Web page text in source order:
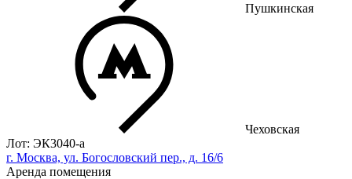
Пушкинская
Чеховская
Лот: ЭК3040-a
г. Москва, ул. Богословский пер., д. 16/6
Аренда помещения